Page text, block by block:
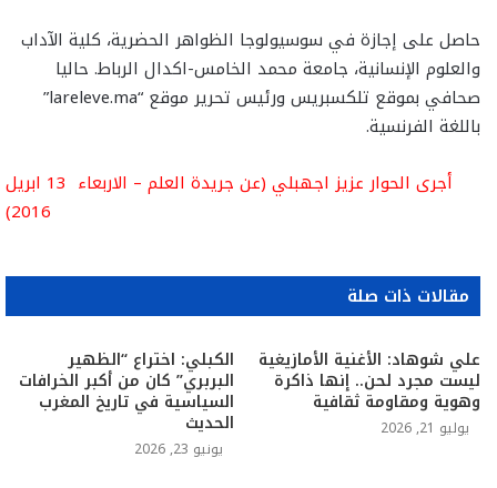
حاصل على إجازة في سوسيولوجا الظواهر الحضرية، كلية الآداب
والعلوم الإنسانية، جامعة محمد الخامس-اكدال الرباط. حاليا
صحافي بموقع تلكسبريس ورئيس تحرير موقع “lareleve.ma”
باللغة الفرنسية.
أجرى الحوار عزيز اجهبلي (عن جريدة العلم – الاربعاء 13 ابريل
2016)
مقالات ذات صلة
علي شوهاد: الأغنية الأمازيغية
ليست مجرد لحن.. إنها ذاكرة
وهوية ومقاومة ثقافية
يوليو 21, 2026
الكبلي: اختراع “الظهير
البربري” كان من أكبر الخرافات
السياسية في تاريخ المغرب
الحديث
يونيو 23, 2026